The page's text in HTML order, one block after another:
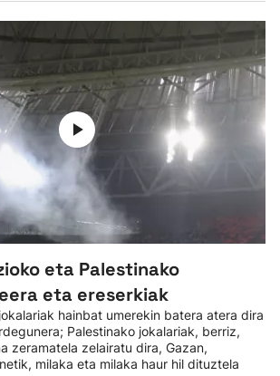
eta Palestinako
eta ereserkiak
hainbat umerekin batera atera dira
Palestinako jokalariak, berriz,
zeramatela zelairatu dira, Gazan,
milaka eta milaka haur hil dituztela